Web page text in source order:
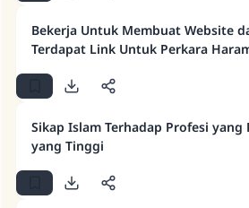
Bekerja Untuk Membuat Website
Terdapat Link Untuk Perkara
Sikap Islam Terhadap Profesi yang
yang Tinggi
meka dia akan
sama dengan orang yang